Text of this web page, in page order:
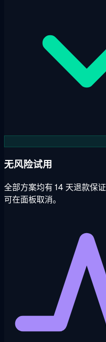
无风险试用
全部方案均有 14 天退款保
可在面板取消。